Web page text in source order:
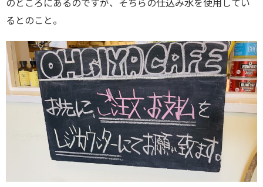
のところにあるのですが、そちらの仕込み水を使用してい
るとのこと。